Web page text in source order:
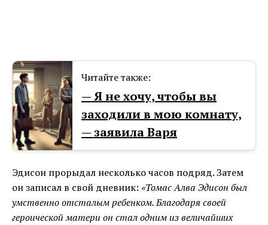
Читайте также:
— Я не хочу, чтобы вы
заходили в мою комнату,
— заявила Варя
Эдисон прорыдал несколько часов подряд. Затем
он записал в свой дневник: «Томас Алва Эдисон был
умственно отсталым ребенком. Благодаря своей
героической матери он стал одним из величайших